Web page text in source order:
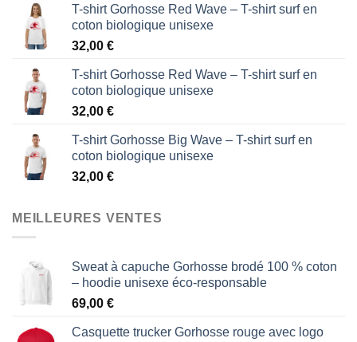
T-shirt Gorhosse Red Wave – T-shirt surf en
coton biologique unisexe
32,00 €
T-shirt Gorhosse Red Wave – T-shirt surf en
coton biologique unisexe
32,00 €
T-shirt Gorhosse Big Wave – T-shirt surf en
coton biologique unisexe
32,00 €
MEILLEURES VENTES
Sweat à capuche Gorhosse brodé 100 % coton
– hoodie unisexe éco-responsable
69,00 €
Casquette trucker Gorhosse rouge avec logo